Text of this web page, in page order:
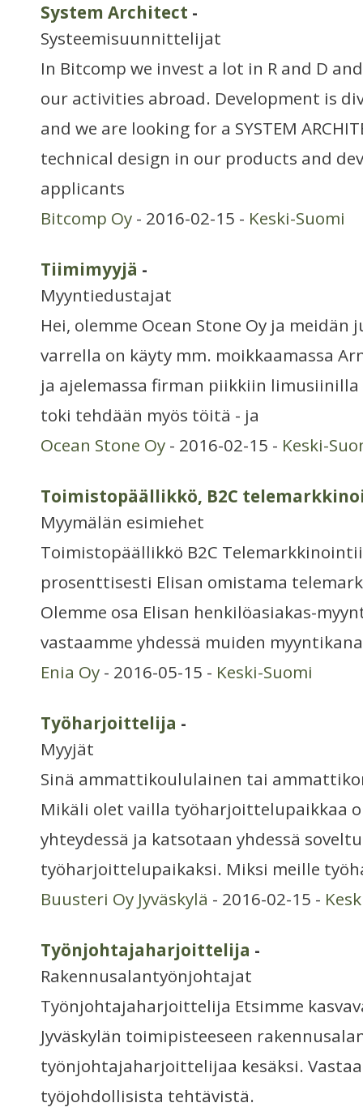
System Architect -
Systeemisuunnittelijat
In Bitcomp we invest a lot in R and D
our activities abroad. Development is
and we are looking for a SYSTEM
technical design in our products and
applicants
Bitcomp Oy - 2016-02-15 - Keski-Suomi
Tiimimyyjä -
Myyntiedustajat
Hei, olemme Ocean Stone Oy ja
varrella on käyty mm. moikkaamassa
ja ajelemassa firman piikkiin
toki tehdään myös töitä - ja
Ocean Stone Oy - 2016-02-15 - Keski-
Toimistopäällikkö, B2C
Myymälän esimiehet
Toimistopäällikkö B2C
prosenttisesti Elisan omistama
Olemme osa Elisan henkilöasiakas-
vastaamme yhdessä muiden
Enia Oy - 2016-05-15 - Keski-Suomi
Työharjoittelija -
Myyjät
Sinä ammattikoululainen tai
Mikäli olet vailla työharjoittelupaikkaa
yhteydessä ja katsotaan yhdessä
työharjoittelupaikaksi. Miksi meille
Buusteri Oy Jyväskylä - 2016-02-15 -
Työnjohtajaharjoittelija -
Rakennusalantyönjohtajat
Työnjohtajaharjoittelija Etsimme
Jyväskylän toimipisteeseen
työnjohtajaharjoittelijaa kesäksi.
työjohdollisista tehtävistä.